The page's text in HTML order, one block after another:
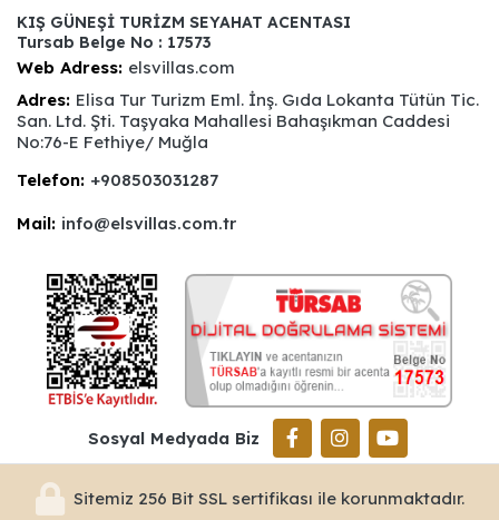
KIŞ GÜNEŞİ TURİZM SEYAHAT ACENTASI
Tursab Belge No : 17573
Web Adress: elsvillas.com
Adres: Elisa Tur Turizm Eml. İnş. Gıda Lokanta Tütün Tic.
San. Ltd. Şti. Taşyaka Mahallesi Bahaşıkman Caddesi
No:76-E Fethiye/ Muğla
Telefon: +908503031287
Mail: info@elsvillas.com.tr
Sosyal Medyada Biz
Sitemiz 256 Bit SSL sertifikası ile korunmaktadır.